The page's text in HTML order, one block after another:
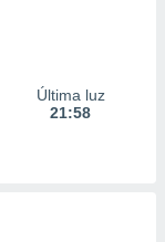
Última luz
21:58